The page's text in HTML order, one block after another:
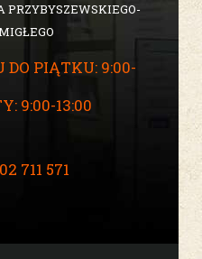
PRZYBYSZEWSKIEGO-
DO PIĄTKU: 9:00-
9:00-13:00
711 571